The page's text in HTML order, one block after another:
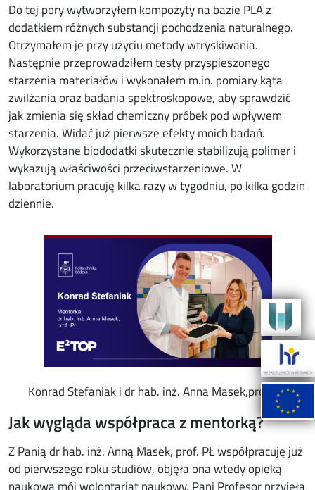
Do tej pory wytworzyłem kompozyty na bazie PLA z
dodatkiem różnych substancji pochodzenia naturalnego.
Otrzymałem je przy użyciu metody wtryskiwania.
Następnie przeprowadziłem testy przyspieszonego
starzenia materiałów i wykonałem m.in. pomiary kąta
zwilżania oraz badania spektroskopowe, aby sprawdzić
jak zmienia się skład chemiczny próbek pod wpływem
starzenia. Widać już pierwsze efekty moich badań.
Wykorzystane biododatki skutecznie stabilizują polimer i
wykazują właściwości przeciwstarzeniowe. W
laboratorium pracuję kilka razy w tygodniu, po kilka godzin
dziennie.
Konrad Stefaniak i dr hab. inż. Anna Masek,prof. PŁ
Jak wygląda współpraca z mentorką?
Z Panią dr hab. inż. Anną Masek, prof. PŁ współpracuję już
od pierwszego roku studiów, objęła ona wtedy opieką